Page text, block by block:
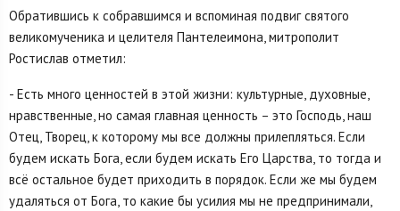
Обратившись к собравшимся и вспоминая подвиг святого
великомученика и целителя Пантелеимона, митрополит
Ростислав отметил:
- Есть много ценностей в этой жизни: культурные, духовные,
нравственные, но самая главная ценность – это Господь, наш
Отец, Творец, к которому мы все должны прилепляться. Если
будем искать Бога, если будем искать Его Царства, то тогда и
всё остальное будет приходить в порядок. Если же мы будем
удаляться от Бога, то какие бы усилия мы не предпринимали,